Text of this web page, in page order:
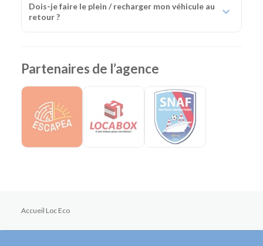
Dois-je faire le plein / recharger mon véhicule au
retour ?
Partenaires de l’agence
Accueil Loc Eco